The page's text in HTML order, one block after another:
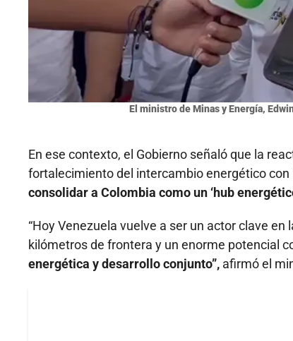
El ministro de Minas y Energía,
En ese contexto, el Gobierno señaló que la
fortalecimiento del intercambio energético
consolidar a Colombia como un ‘hub
“Hoy Venezuela vuelve a ser un actor clave
kilómetros de frontera y un enorme potencial
energética y desarrollo conjunto”, afirmó el